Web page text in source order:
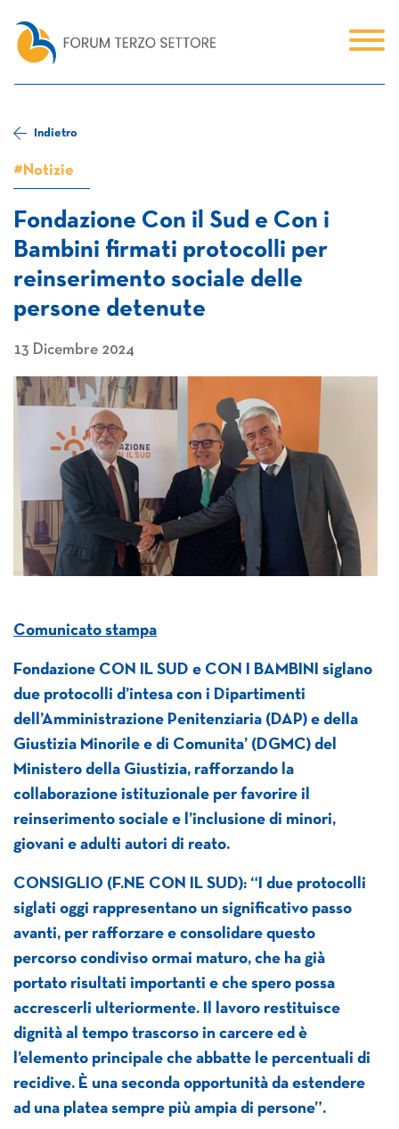
Indietro
#Notizie
Fondazione Con il Sud e Con i
Bambini firmati protocolli per
reinserimento sociale delle
persone detenute
13 Dicembre 2024
Comunicato stampa
Fondazione CON IL SUD e CON I BAMBINI siglano
due protocolli d’intesa con i Dipartimenti
dell’Amministrazione Penitenziaria (DAP) e della
Giustizia Minorile e di Comunita’ (DGMC) del
Ministero della Giustizia, rafforzando la
collaborazione istituzionale per favorire il
reinserimento sociale e l’inclusione di minori,
giovani e adulti autori di reato.
CONSIGLIO (F.NE CON IL SUD): “I due protocolli
siglati oggi rappresentano un significativo passo
avanti, per rafforzare e consolidare questo
percorso condiviso ormai maturo, che ha già
portato risultati importanti e che spero possa
accrescerli ulteriormente. Il lavoro restituisce
dignità al tempo trascorso in carcere ed è
l’elemento principale che abbatte le percentuali di
recidive. È una seconda opportunità da estendere
ad una platea sempre più ampia di persone”.